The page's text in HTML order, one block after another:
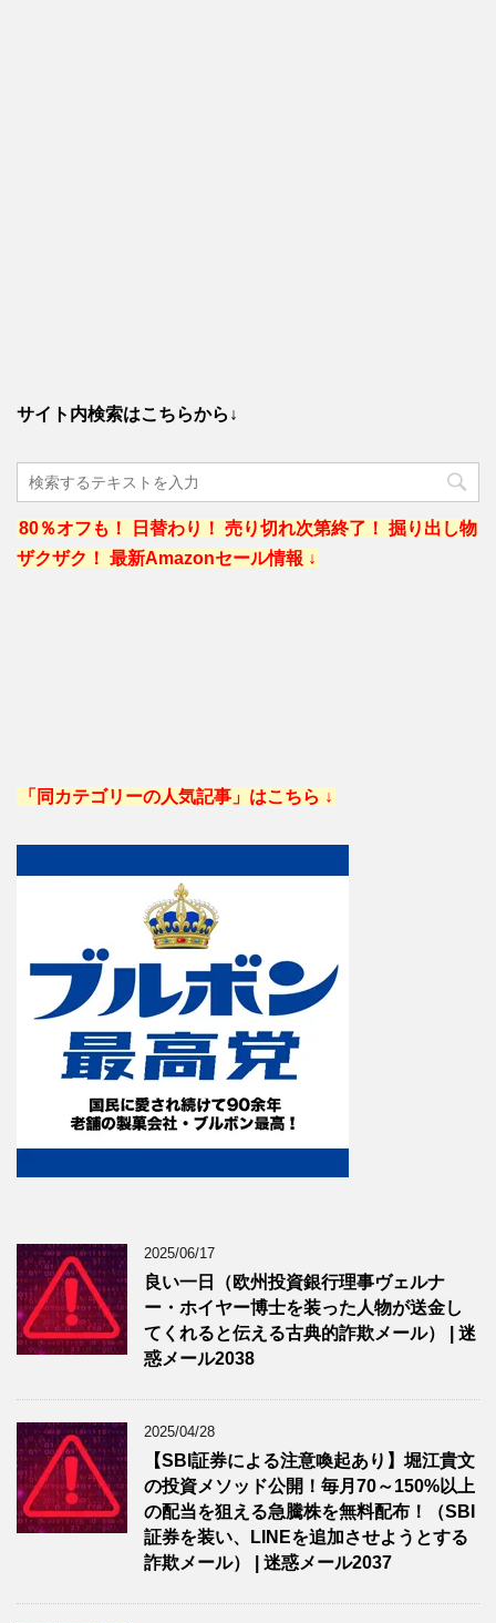
サイト内検索はこちらから↓
80％オフも！ 日替わり！ 売り切れ次第終了！ 掘り出し物
ザクザク！ 最新Amazonセール情報 ↓
「同カテゴリーの人気記事」はこちら ↓
2025/06/17
良い一日（欧州投資銀行理事ヴェルナ
ー・ホイヤー博士を装った人物が送金し
てくれると伝える古典的詐欺メール） | 迷
惑メール2038
2025/04/28
【SBI証券による注意喚起あり】堀江貴文
の投資メソッド公開！毎月70～150%以上
の配当を狙える急騰株を無料配布！（SBI
証券を装い、LINEを追加させようとする
詐欺メール） | 迷惑メール2037